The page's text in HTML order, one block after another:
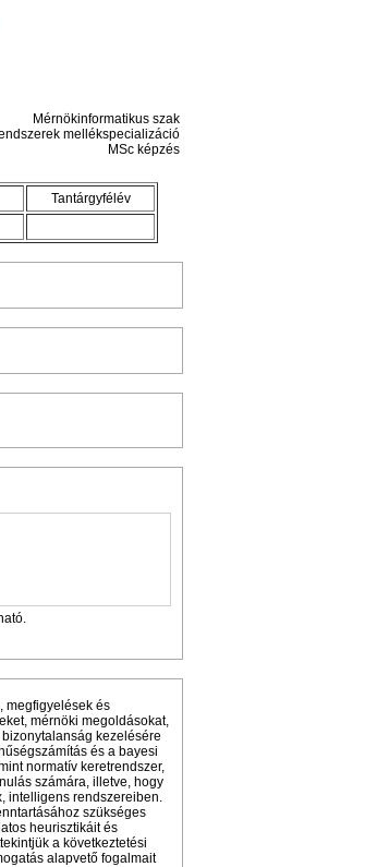
Mérnökinformatikus szak
mellékspecializáció
MSc képzés
Tantárgyfélév
megfigyelések és
mérnöki megoldásokat,
kezelésére
és a bayesi
normatív keretrendszer,
számára, illetve, hogy
intelligens rendszereiben.
szükséges
heurisztikáit és
a következtetési
alapvető fogalmait